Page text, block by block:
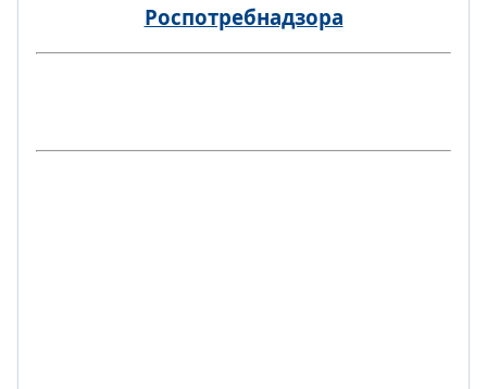
Роспотребнадзора